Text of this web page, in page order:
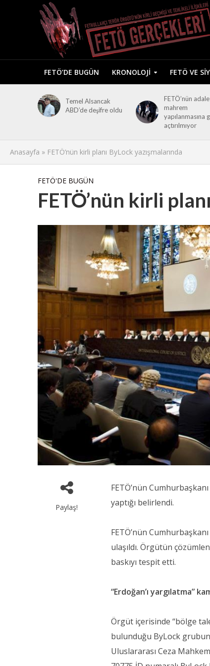
FETÖ’DE BUGÜN KRONOLOJI FETÖ VE
Temel Alsancak
ABD’de deşifre oldu
FETÖ’nün
mahrem
yapılanmasına
açtırılmıyor
Anasayfa » FETÖ’nün kirli planı ByLock yazışmalarında
FETÖ'DE BUGÜN
FETÖ’nün kirli
Paylaş!
FETÖ’nün
yaptığı belirlendi.
FETÖ’nün
ulaşıldı. Örgütün
baskıyı tespit etti.
“Erdoğan’ı yargılatma”
Örgüt içerisinde “bölge
bulunduğu ByLock
Uluslararası Ceza